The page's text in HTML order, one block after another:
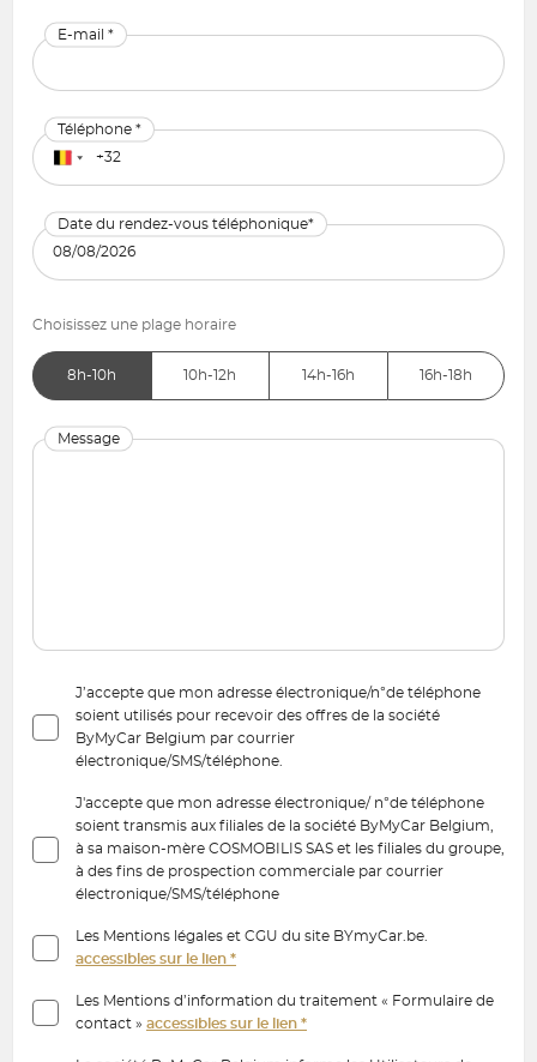
E-mail *
Téléphone *
Date du rendez-vous téléphonique*
Choisissez une plage horaire
8h-10h 10h-12h 14h-16h 16h-18h
Message
J’accepte que mon adresse électronique/n°de téléphone
soient utilisés pour recevoir des offres de la société
ByMyCar Belgium par courrier
électronique/SMS/téléphone.
J'accepte que mon adresse électronique/ n°de téléphone
soient transmis aux filiales de la société ByMyCar Belgium,
à sa maison-mère COSMOBILIS SAS et les filiales du groupe,
à des fins de prospection commerciale par courrier
électronique/SMS/téléphone
Les Mentions légales et CGU du site BYmyCar.be.
accessibles sur le lien *
Les Mentions d’information du traitement « Formulaire de
contact » accessibles sur le lien *